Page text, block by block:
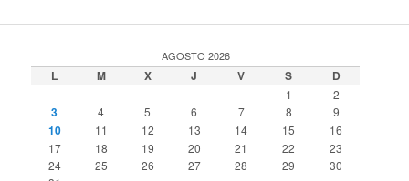
AGOSTO 2026
L M X J V S D
1 2
3 4 5 6 7 8 9
10 11 12 13 14 15
16
17
18 19 20 21 22
23
24
25 26 27 28 29
30